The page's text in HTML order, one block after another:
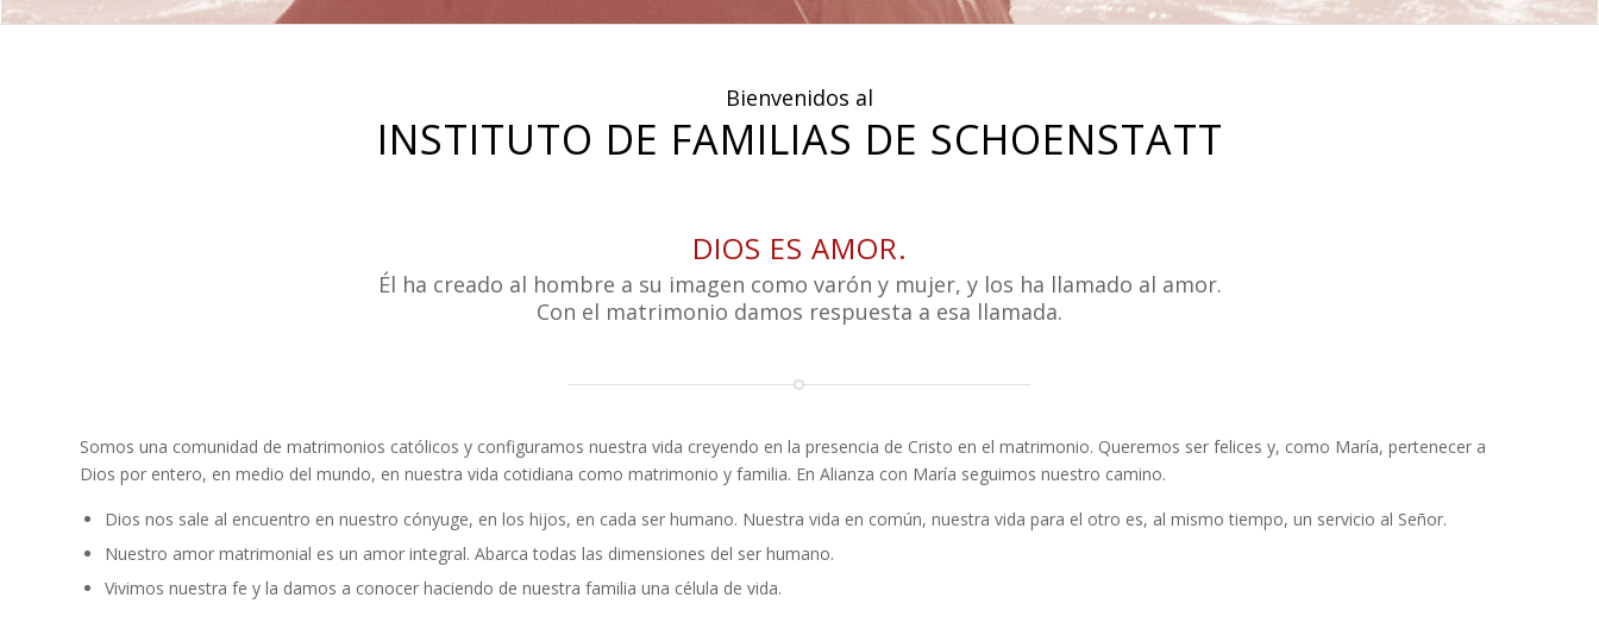
Bienvenidos al
INSTITUTO DE FAMILIAS DE SCHOENSTATT
DIOS ES AMOR.
Él ha creado al hombre a su imagen como varón y mujer, y los ha llamado al amor.
Con el matrimonio damos respuesta a esa llamada.
Somos una comunidad de matrimonios católicos y configuramos nuestra vida creyendo en la presencia de Cristo en el matrimonio. Queremos ser felices y, como María, pertenecer a
Dios por entero, en medio del mundo, en nuestra vida cotidiana como matrimonio y familia. En Alianza con María seguimos nuestro camino.
Dios nos sale al encuentro en nuestro cónyuge, en los hijos, en cada ser humano. Nuestra vida en común, nuestra vida para el otro es, al mismo tiempo, un servicio al Señor.
Nuestro amor matrimonial es un amor integral. Abarca todas las dimensiones del ser humano.
Vivimos nuestra fe y la damos a conocer haciendo de nuestra familia una célula de vida.